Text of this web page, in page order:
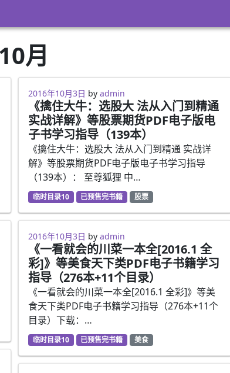
月
2016年10月3日 by admin
《擒住大牛：选股大 法从入门到精通
实战详解》等股票期货PDF电子版电
子书学习指导（139本）
《擒住大牛：选股大 法从入门到精通 实战详
解》等股票期货PDF电子版电子书学习指导
（139本）： 至尊狐狸 中…
临时目录10 已预售完书籍 股票
2016年10月3日 by admin
《一看就会的川菜一本全[2016.1 全
彩]》等美食天下类PDF电子书籍学习
指导（276本+11个目录）
《一看就会的川菜一本全[2016.1 全彩]》等美
食天下类PDF电子书籍学习指导（276本+11个
目录）下载：…
临时目录10 已预售完书籍 美食